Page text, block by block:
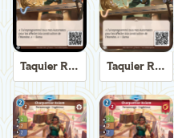
Taquier Robotique Taquier Robotique